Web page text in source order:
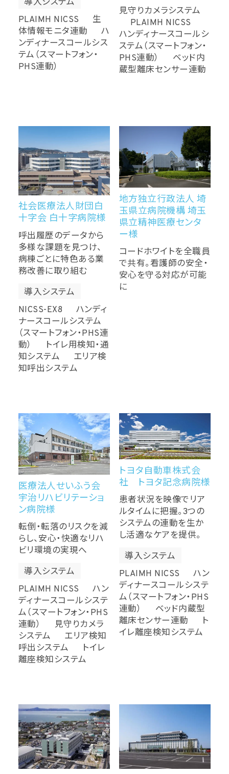
導入システム
PLAIMH NICSS 生
体情報モニタ連動 ハ
ンディナースコールシス
テム（スマートフォン・
PHS連動）
見守りカメラシステム
PLAIMH NICSS
ハンディナースコールシ
ステム（スマートフォン・
PHS連動） ベッド内
蔵型離床センサー連動
社会医療法人財団白
十字会 白十字病院様
呼出履歴のデータから
多様な課題を見つけ、
病棟ごとに特色ある業
務改善に取り組む
導入システム
NICSS-EX8 ハンディ
ナースコールシステム
（スマートフォン・PHS連
動） トイレ用検知・通
知システム エリア検
知呼出システム
地方独立行政法人 埼
玉県立病院機構 埼玉
県立精神医療センタ
ー様
コードホワイトを全職員
で共有。看護師の安全・
安心を守る対応が可能
に
医療法人せいふう会
宇治リハビリテーショ
ン病院様
転倒・転落のリスクを減
らし、安心・快適なリハ
ビリ環境の実現へ
導入システム
PLAIMH NICSS ハン
ディナースコールシステ
ム（スマートフォン・PHS
連動） 見守りカメラ
システム エリア検知
呼出システム トイレ
離座検知システム
トヨタ自動車株式会
社 トヨタ記念病院様
患者状況を映像でリア
ルタイムに把握。3つの
システムの連動を生か
し活適なケアを提供。
導入システム
PLAIMH NICSS ハン
ディナースコールシステ
ム（スマートフォン・PHS
連動） ベッド内蔵型
離床センサー連動 ト
イレ離座検知システム